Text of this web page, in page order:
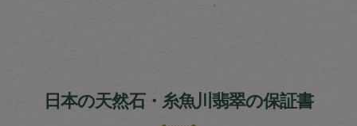
日本の天然石・糸魚川翡翠の保証書